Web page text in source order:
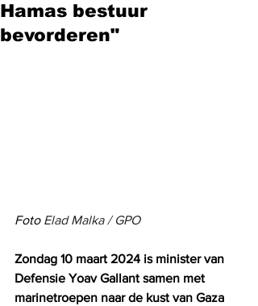
Hamas bestuur
bevorderen"
Foto Elad Malka / GPO
Zondag 10 maart 2024 is minister van
Defensie Yoav Gallant samen met
marinetroepen naar de kust van Gaza